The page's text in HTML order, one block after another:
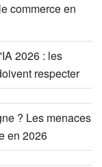
commerce en
2026 : les
respecter
? Les menaces
en 2026